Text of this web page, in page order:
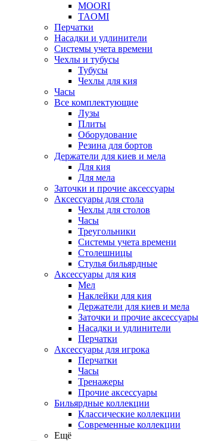
MOORI
TAOMI
Перчатки
Насадки и удлинители
Системы учета времени
Чехлы и тубусы
Тубусы
Чехлы для кия
Часы
Все комплектующие
Лузы
Плиты
Оборудование
Резина для бортов
Держатели для киев и мела
Для кия
Для мела
Заточки и прочие аксессуары
Аксессуары для стола
Чехлы для столов
Часы
Треугольники
Системы учета времени
Столешницы
Стулья бильярдные
Аксессуары для кия
Мел
Наклейки для кия
Держатели для киев и мела
Заточки и прочие аксессуары
Насадки и удлинители
Перчатки
Аксессуары для игрока
Перчатки
Часы
Тренажеры
Прочие аксессуары
Бильярдные коллекции
Классические коллекции
Современные коллекции
Ещё